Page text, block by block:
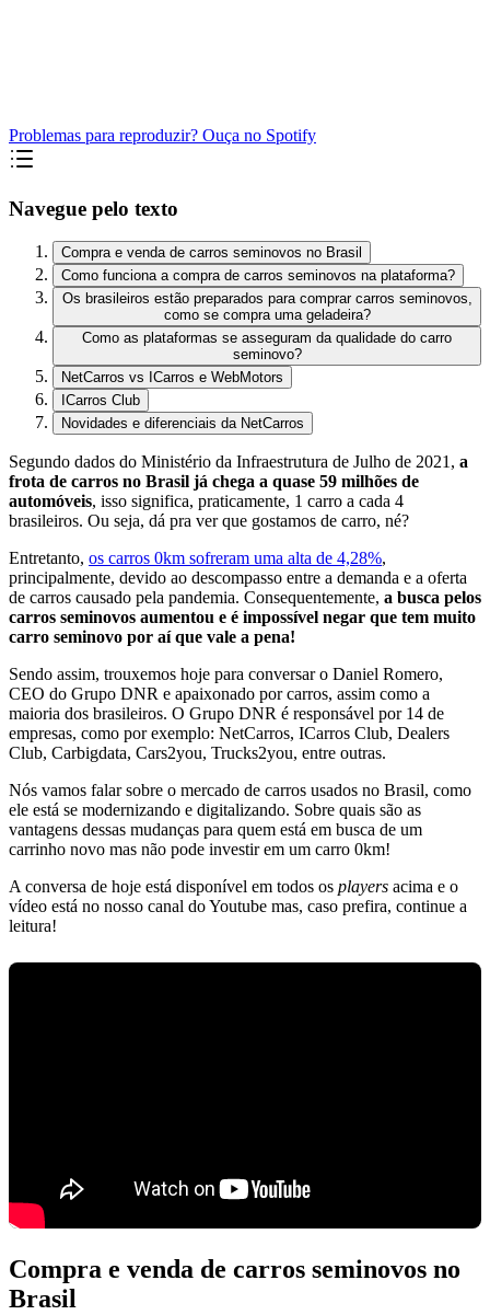
Problemas para reproduzir? Ouça no Spotify
Navegue pelo texto
Compra e venda de carros seminovos no Brasil
Como funciona a compra de carros seminovos na plataforma?
Os brasileiros estão preparados para comprar carros seminovos,
como se compra uma geladeira?
Como as plataformas se asseguram da qualidade do carro
seminovo?
NetCarros vs ICarros e WebMotors
ICarros Club
Novidades e diferenciais da NetCarros
Segundo dados do Ministério da Infraestrutura de Julho de 2021, a
frota de carros no Brasil já chega a quase 59 milhões de
automóveis, isso significa, praticamente, 1 carro a cada 4
brasileiros. Ou seja, dá pra ver que gostamos de carro, né?
Entretanto, os carros 0km sofreram uma alta de 4,28%,
principalmente, devido ao descompasso entre a demanda e a oferta
de carros causado pela pandemia. Consequentemente, a busca pelos
carros seminovos aumentou e é impossível negar que tem muito
carro seminovo por aí que vale a pena!
Sendo assim, trouxemos hoje para conversar o Daniel Romero,
CEO do Grupo DNR e apaixonado por carros, assim como a
maioria dos brasileiros. O Grupo DNR é responsável por 14 de
empresas, como por exemplo: NetCarros, ICarros Club, Dealers
Club, Carbigdata, Cars2you, Trucks2you, entre outras.
Nós vamos falar sobre o mercado de carros usados no Brasil, como
ele está se modernizando e digitalizando. Sobre quais são as
vantagens dessas mudanças para quem está em busca de um
carrinho novo mas não pode investir em um carro 0km!
A conversa de hoje está disponível em todos os players acima e o
vídeo está no nosso canal do Youtube mas, caso prefira, continue a
leitura!
Compra e venda de carros seminovos no
Brasil